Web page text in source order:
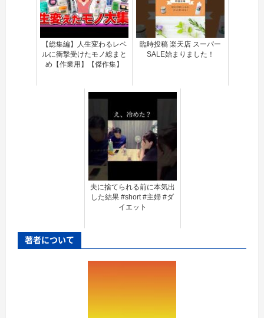
【総集編】人生変わるレベ
ルに衝撃受けたモノ総まと
め【作業用】【傑作集】
臨時投稿 楽天店 スーパー
SALE始まりました！
夫に捨てられる前に本気出
した結果 #short #主婦 #ダ
イエット
著者について